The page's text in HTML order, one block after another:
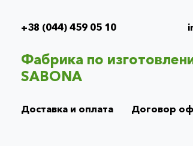
+38 (044) 459 05 10
Фабрика по
SABONA
menu
(footer)
Доставка и оплата Договор